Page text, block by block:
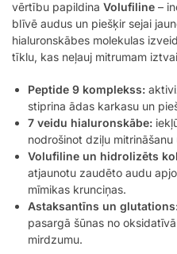
vērtību papildina Volufiline –
blīvē audus un piešķir sejai
hialuronskābes molekulas
tīklu, kas neļauj mitrumam
Peptide 9 komplekss:
stiprina ādas karkasu un
7 veidu hialuronskābe:
nodrošinot dziļu mitrināšanu
Volufiline un hidrolizēts
atjaunotu zaudēto audu
mīmikas krunciņas.
Astaksantīns un
pasargā šūnas no
mirdzumu.